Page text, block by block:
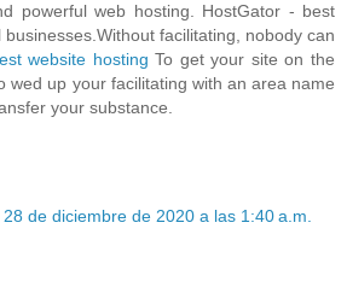
powerful web hosting. HostGator - best
businesses.Without facilitating, nobody can
website hosting To get your site on the
wed up your facilitating with an area name
your substance.
28 de diciembre de 2020 a las 1:40 a.m.